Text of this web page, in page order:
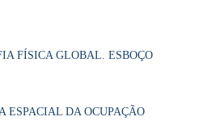
FÍSICA GLOBAL. ESBOÇO
DA OCUPAÇÃO